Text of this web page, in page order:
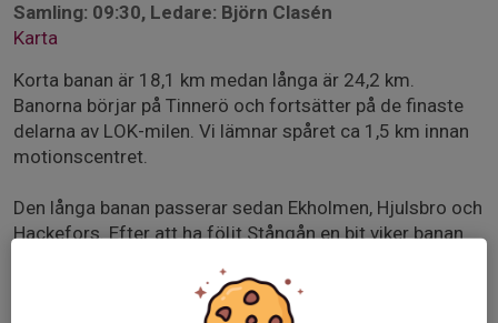
Samling: 09:30, Ledare: Björn Clasén
Karta
Korta banan är 18,1 km medan långa är 24,2 km.
Banorna börjar på Tinnerö och fortsätter på de finaste
delarna av LOK-milen. Vi lämnar spåret ca 1,5 km innan
motionscentret.
Den långa banan passerar sedan Ekholmen, Hjulsbro och
Hackefors. Efter att ha följt Stångån en bit viker banan
Tinnerbäcken tillbaka mot Garnisonen. Den korta banan
viker av från den långa efter att vi lämnat LOK-milen och